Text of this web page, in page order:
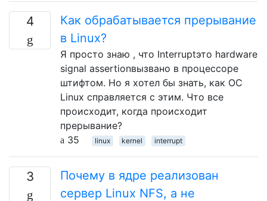
4
Как обрабатывается прерывание
в Linux?
Я просто знаю , что Interruptэто hardware
signal assertionвызвано в процессоре
штифтом. Но я хотел бы знать, как ОС
Linux справляется с этим. Что все
происходит, когда происходит
прерывание?
35
linux kernel interrupt
3
Почему в ядре реализован
сервер Linux NFS, а не